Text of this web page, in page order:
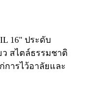
16" ประดับ
สไตล์ธรรมชาติ
การไว้อาลัยและ